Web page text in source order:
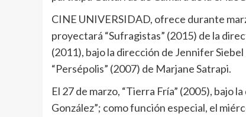
CINE UNIVERSIDAD, ofrece durante
proyectará “Sufragistas” (2015) de la
(2011), bajo la dirección de Jennifer
“Persépolis” (2007) de Marjane Satrapi.
El 27 de marzo, “Tierra Fría” (2005), bajo
González”; como función especial, el